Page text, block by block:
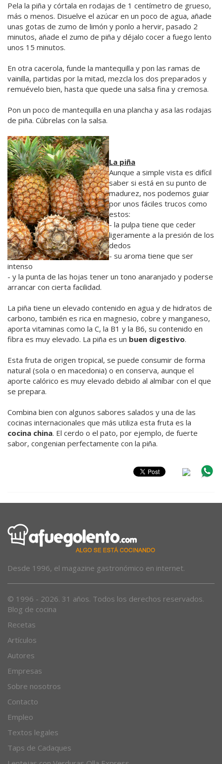
Pela la piña y córtala en rodajas de 1 centímetro de grueso,
más o menos. Disuelve el azúcar en un poco de agua, añade
unas gotas de zumo de limón y ponlo a hervir, pasado 2
minutos, añade el zumo de piña y déjalo cocer a fuego lento
unos 15 minutos.
En otra cacerola, funde la mantequilla y pon las ramas de
vainilla, partidas por la mitad, mezcla los dos preparados y
remuévelo bien, hasta que quede una salsa fina y cremosa.
Pon un poco de mantequilla en una plancha y asa las rodajas
de piña. Cúbrelas con la salsa.
La piña
Aunque a simple vista es difícil
saber si está en su punto de
madurez, nos podemos guiar
por unos fáciles trucos como
estos:
- la pulpa tiene que ceder
ligeramente a la presión de los
dedos
- su aroma tiene que ser
intenso
- y la punta de las hojas tener un tono anaranjado y poderse
arrancar con cierta facilidad.
La piña tiene un elevado contenido en agua y de hidratos de
carbono, también es rica en magnesio, cobre y manganeso,
aporta vitaminas como la C, la B1 y la B6, su contenido en
fibra es muy elevado. La piña es un buen digestivo.
Esta fruta de origen tropical, se puede consumir de forma
natural (sola o en macedonia) o en conserva, aunque el
aporte calórico es muy elevado debido al almíbar con el que
se prepara.
Combina bien con algunos sabores salados y una de las
cocinas internacionales que más utiliza esta fruta es la
cocina china. El cerdo o el pato, por ejemplo, de fuerte
sabor, congenian perfectamente con la piña.
Desde 1996, el magazine gastronómico en internet.
© 1996 - 2026. 31 años. Todos los derechos reservados.
Blog de cocina
Recetas
Artículos
Autores
Empresas
Sobre nosotros
Contacto
Empleo
Textos legales
Taps de Cadaques